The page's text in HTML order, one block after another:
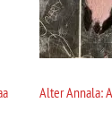
Alter Annala: